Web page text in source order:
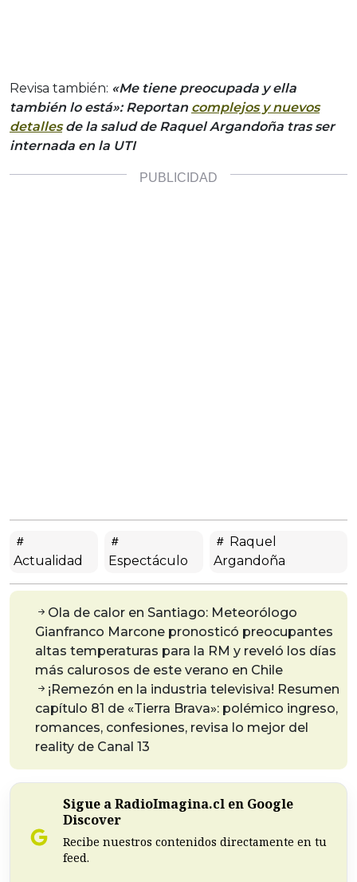
Revisa también: «Me tiene preocupada y ella
también lo está»: Reportan complejos y nuevos
detallesde la salud de Raquel Argandoña tras ser
internada en la UTI
Actualidad Espectáculo
Raquel
Argandoña
Ola de calor en Santiago: Meteorólogo
Gianfranco Marcone pronosticó preocupantes
altas temperaturas para la RM y reveló los días
más calurosos de este verano en Chile
¡Remezón en la industria televisiva! Resumen
capítulo 81 de «Tierra Brava»: polémico ingreso,
romances, confesiones, revisa lo mejor del
reality de Canal 13
Sigue a RadioImagina.cl en Google
Discover
Recibe nuestros contenidos directamente en tu
feed.